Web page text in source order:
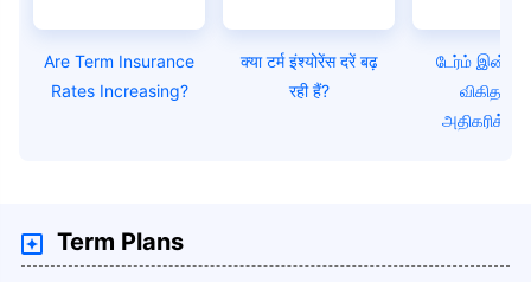
Are Term Insurance
Rates Increasing?
क्या टर्म इंश्योरेंस दरें बढ़
रही हैं?
டேர்ம்
Term Plans